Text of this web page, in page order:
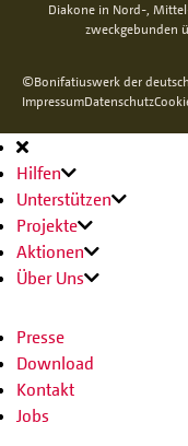
Diakone in Nord-,
zweckgebunden
©Bonifatiuswerk der
ImpressumDatenschutz
Hilfen
Unterstützen
Projekte
Aktionen
Über Uns
Presse
Download
Kontakt
Jobs